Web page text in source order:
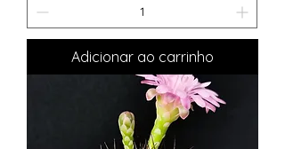
Adicionar ao carrinho